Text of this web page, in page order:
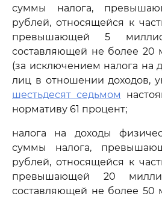
суммы налога,
рублей, относящейся к
превышающей 5
составляющей не более 20
(за исключением налога на
лиц в отношении доходов,
шестьдесят седьмом
нормативу 61 процент;
налога на доходы
суммы налога,
рублей, относящейся к
превышающей 20
составляющей не более 50